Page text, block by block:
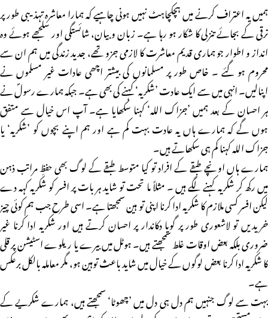
ہمیں یہ اعتراف کرنے میں ہچکچاہٹ نہیں ہونی چاہیے کہ ہمارا معاشرہ تہذیبی طور پر
ترقی کے بجائے تنزلی کا شکار ہو رہا ہے۔ زبان و بیان، شائستگی اور سلجھے ہوئے وہ
انداز و اطوار جو ہماری قدیم معاشرت کا لازمی جزو تھے، جدید زندگی میں ہم ان سے
محروم ہو گئے ۔ خاص طور پر مسلمانوں کی بیشتر اچھی عادات غیر مسلموں نے
اپنالیں۔ انہی میں سے ایک عادت ’شکریہ‘ کہنے کی بھی ہے۔ جبکہ ہمارے رسولؐ نے
ہر احسان کے بعد ہمیں ’جزاک اللہ‘ کہنا سکھایا ہے۔ آپ اس خیال سے متفق
ہوں گے کہ ہمارے ہاں یہ عادت بہت کم ہے اور ہم اپنے بچوں کو ’شکریہ‘ یا
جزاک اللہ کہنا کم ہی سکھاتے ہیں۔
ہمارے ہاں اونچے طبقے کے افراد تو کیا متوسط طبقے کے لوگ بھی حفظِ مراتب ذہن
میں رکھ کر شکریہ کہنے لگے ہیں ۔ مثلاً ما تحت تو شاید ہر بات پر افسر کو شکریہ کہہ دے
لیکن افسر کسی ملازم کا شکریہ ادا کرنا اپنی تو ہین سمجھتا ہے۔ اسی طرح جب ہم کوئی چیز
خریدیں تو لاشعوری طور پر گویا دکاندار پر احسان کرتے ہیں اور شکریہ ادا کرنا غیر
ضروری بلکہ بعض اوقات غلط سمجھتے ہیں۔ ہوٹل میں بیرے یا ریلوے اسٹیشن پر قلی
کا شکریہ ادا کرنا بعض لوگوں کے خیال میں شاید باعث توہین ہو، مگر معاملہ بالکل برعکس
ہے۔
بہت سے لوگ جنہیں ہم دل ہی دل میں ’چھوٹا‘ سمجھتے ہیں، ہمارے شکریے کے